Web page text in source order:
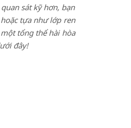
sát kỹ hơn, bạn
tựa như lớp ren
tổng thể hài hòa
đây!